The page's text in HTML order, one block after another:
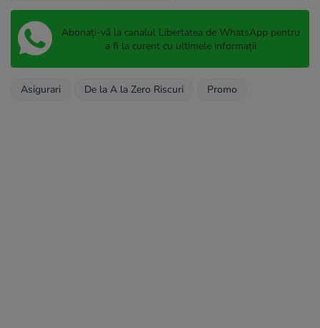
Abonați-vă la canalul Libertatea de WhatsApp pentru
a fi la curent cu ultimele informații
Asigurari De la A la Zero Riscuri Promo